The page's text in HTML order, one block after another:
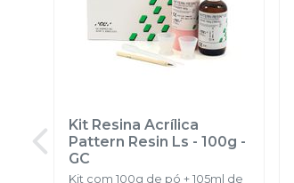
Kit Resina Acrílica
Pattern Resin Ls - 100g -
GC
Kit com 100g de pó + 105ml de